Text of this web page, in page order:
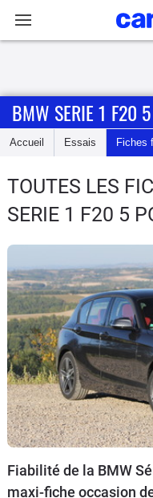
Accueil
Essais
Electriques
Utilitaires
Flottes
Auto
Services
Forum
BMW SERIE 1 F20
Accueil Essais Fiches
TOUTES LES
SERIE 1 F20 5
Fiabilité de la BMW
maxi-fiche occasion